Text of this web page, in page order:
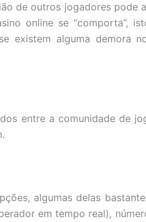
de outros jogadores pode
online se “comporta”,
existem alguma demora
entre a comunidade de
algumas delas
em tempo real),